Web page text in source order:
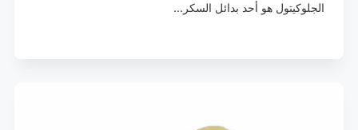
الجلوكيتول هو أحد بدائل السكر…